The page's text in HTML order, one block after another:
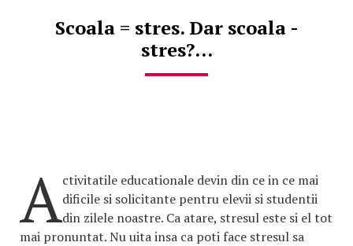
Scoala = stres. Dar scoala -
stres?...
Activitatile educationale devin din ce in ce mai
dificile si solicitante pentru elevii si studentii
din zilele noastre. Ca atare, stresul este si el tot
mai pronuntat. Nu uita insa ca poti face stresul sa